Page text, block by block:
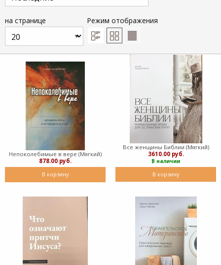
на странице Режим отображения
Непоколебимые в вере (Мягкий)
878.00 руб.
В корзину
Все женщины Библии (Мягкий)
3610.00 руб.
В наличии
В корзину